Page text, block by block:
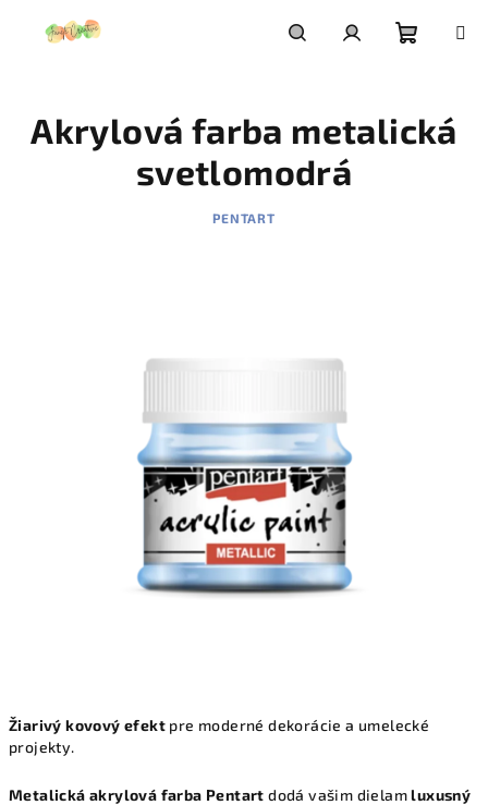
košík
Žiarivý kovový efekt pre moderné dekorácie a umelecké
projekty.
Metalická akrylová farba Pentart dodá vašim dielamluxusný
Akrylová farba metalická
svetlomodrá
PENTART